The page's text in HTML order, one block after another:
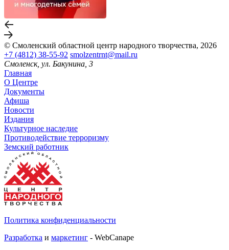
© Смоленский областной центр народного творчества, 2026
+7 (4812) 38-55-92 smolzentrnt@mail.ru
Смоленск, ул. Бакунина, 3
Главная
О Центре
Документы
Афиша
Новости
Издания
Культурное наследие
Противодействие терроризму
Земский работник
Политика конфиденциальности
Разработка и маркетинг - WebCanape